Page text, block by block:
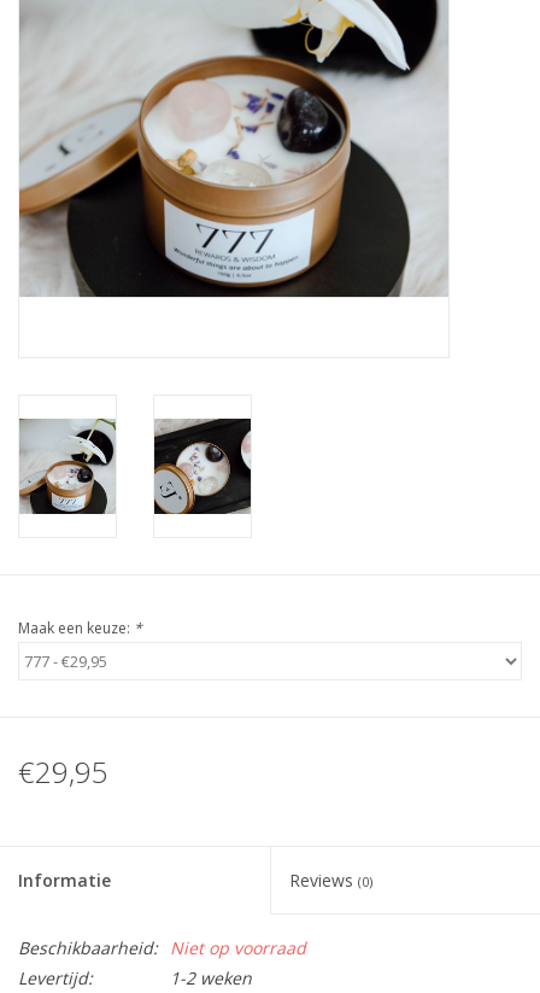
Kaarsen accessoires
Relatiegeschenken & Bedankjes
Huisparfums
Sale
Blog
Maak een keuze: *
€29,95
Informatie Reviews (0)
Beschikbaarheid: Niet op voorraad
Levertijd:
1-2 weken